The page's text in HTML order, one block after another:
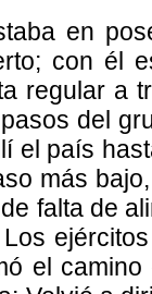
en
con él
regular a
del
el país
más
falta de
el